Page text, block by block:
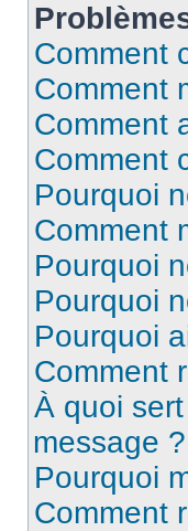
Comment
Comment
Comment
Comment
Pourquoi
Comment
Pourquoi
Pourquoi
Pourquoi
Comment
À quoi
message ?
Pourquoi
Comment